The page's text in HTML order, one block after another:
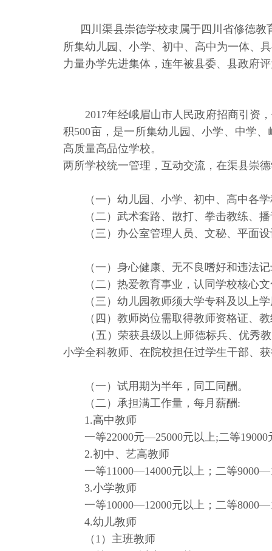
四川渠县崇德学校隶属于四川省修德
所集幼儿园、小学、初中、高中为一体、
力量办学先进集体，连年被县委、县政府
2017年经峨眉山市人民政府招商引资，
积500亩，是一所集幼儿园、小学、中学
高质量高品位学校。
两所学校统一管理，互动交流，在渠县崇
（一）幼儿园、小学、初中、高中各学
（二）武术套路、散打、拳击教练、播
（三）办公室管理人员、文秘、平面设
（一）身心健康、无不良嗜好和违法记
（二）热爱教育事业，认同学校核心文
（三）幼儿园教师须大学专科及以上学
（四）教师岗位需取得教师资格证、教
（五）荣获县级以上师德标兵、优秀教
小学全科教师、在院校担任过学生干部、
（一）试用期为半年，同工同酬。
（二）承担满工作量，每月薪酬:
1.高中教师
一等22000元—25000元以上;二等19000
2.初中、艺高教师
一等11000—14000元以上；二等
3.小学教师
一等10000—12000元以上；二等
4.幼儿教师
（1）主班教师